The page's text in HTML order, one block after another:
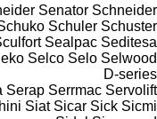
Senator Schneider
Schuler Schuster
Sealpac Seditesa
Selco Selo Selwood
D-series
Serap Serrmac Servolift
Siat Sicar Sick Sicmi